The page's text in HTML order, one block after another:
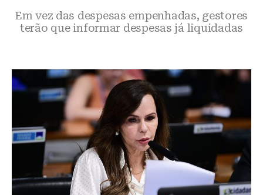
Em vez das despesas empenhadas, gestores
terão que informar despesas já liquidadas